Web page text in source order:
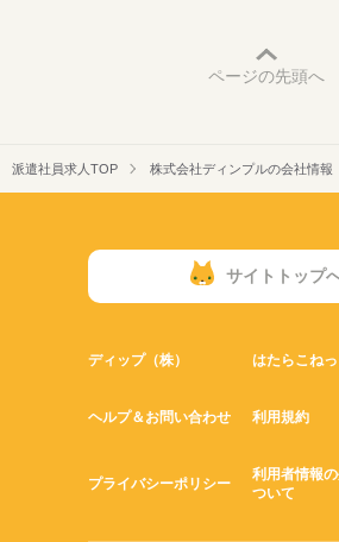
ページの先頭へ
派遣社員求人TOP 株式会社ディンプルの会社情報
サイトトップ
ディップ（株） はたらこね
ヘルプ＆お問い合わせ 利用規約
プライバシーポリシー
利用者情報
ついて